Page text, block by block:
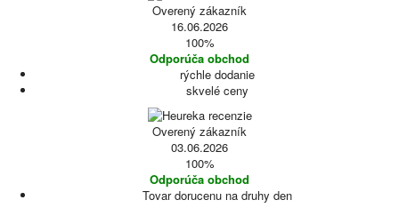
Overený zákazník
16.06.2026
100%
Odporúča obchod
rýchle dodanie
skvelé ceny
Overený zákazník
03.06.2026
100%
Odporúča obchod
Tovar dorucenu na druhy den